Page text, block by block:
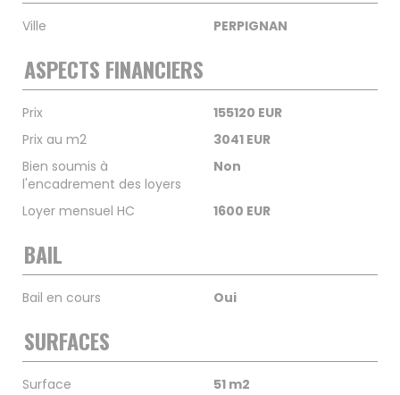
Ville PERPIGNAN
ASPECTS FINANCIERS
Prix
155120 EUR
Prix au m2
3041 EUR
Bien soumis à
l'encadrement des loyers
Non
Loyer mensuel HC 1600 EUR
BAIL
Bail en cours Oui
SURFACES
Surface 51 m2